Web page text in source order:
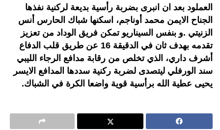
العملود بعد ان انبرى بضربة رأسية بديعة لركنية نفذها
الجناح الايمن محمد أوناجم، اسكنها شباك الحارس أنس
الزنيتي .و بنفس السيناريو تمكن فريق الوداد من تعزيز
تقدمه بهدف ثان في الدقيقة 16 عن طريق قلب الدفاع
أشرف داري، الذي تخلص من رقابة مدافع الرجاء الليبي
سند الورفلي ليتصدى لضربة ركنية سددها المدافع الايسر
يحيى عطية الله برأسية قوية واضعا الكرة في الشباك.